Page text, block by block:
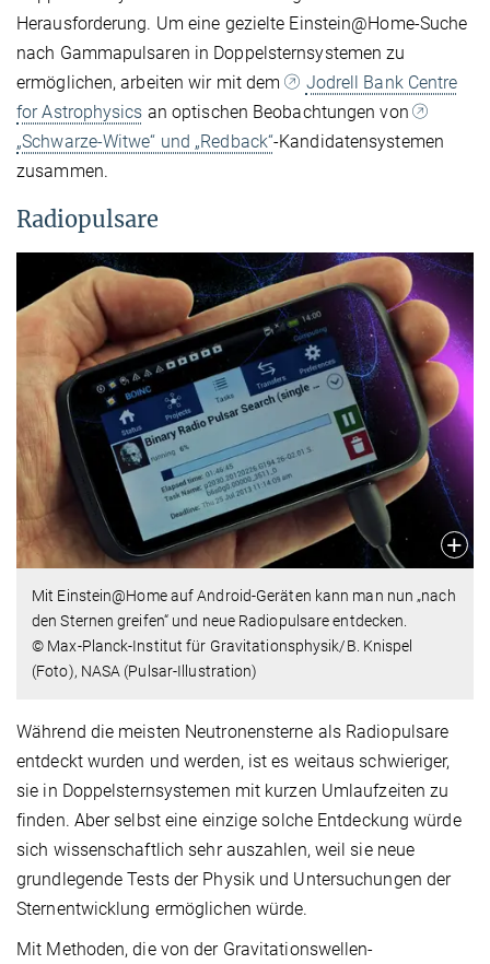
Herausforderung. Um eine gezielte Einstein@Home-Suche
nach Gammapulsaren in Doppelsternsystemen zu
ermöglichen, arbeiten wir mit dem
Jodrell Bank Centre
for Astrophysics an optischen Beobachtungen von
„Schwarze-Witwe“ und „Redback“-Kandidatensystemen
zusammen.
Radiopulsare
Mit Einstein@Home auf Android-Geräten kann man nun „nach
den Sternen greifen“ und neue Radiopulsare entdecken.
© Max-Planck-Institut für Gravitationsphysik/B. Knispel
(Foto), NASA (Pulsar-Illustration)
Während die meisten Neutronensterne als Radiopulsare
entdeckt wurden und werden, ist es weitaus schwieriger,
sie in Doppelsternsystemen mit kurzen Umlaufzeiten zu
finden. Aber selbst eine einzige solche Entdeckung würde
sich wissenschaftlich sehr auszahlen, weil sie neue
grundlegende Tests der Physik und Untersuchungen der
Sternentwicklung ermöglichen würde.
Mit Methoden, die von der Gravitationswellen-